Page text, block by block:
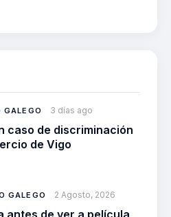
GALEGO 3 días ago
caso de discriminación
de Vigo
GALEGO 2 Agosto, 2026